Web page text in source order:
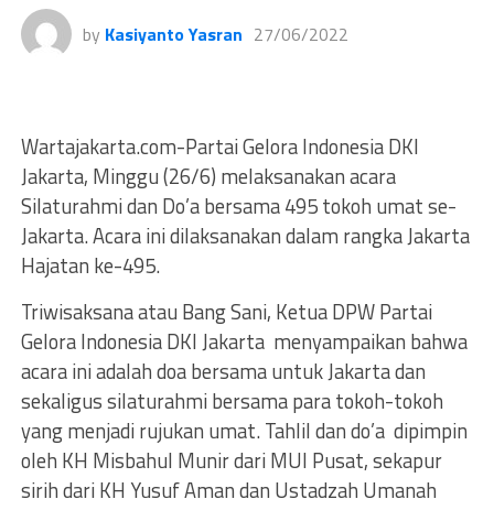
by Kasiyanto Yasran 27/06/2022
Wartajakarta.com-Partai Gelora Indonesia DKI
Jakarta, Minggu (26/6) melaksanakan acara
Silaturahmi dan Do’a bersama 495 tokoh umat se-
Jakarta. Acara ini dilaksanakan dalam rangka Jakarta
Hajatan ke-495.
Triwisaksana atau Bang Sani, Ketua DPW Partai
Gelora Indonesia DKI Jakarta menyampaikan bahwa
acara ini adalah doa bersama untuk Jakarta dan
sekaligus silaturahmi bersama para tokoh-tokoh
yang menjadi rujukan umat. Tahlil dan do’a dipimpin
oleh KH Misbahul Munir dari MUI Pusat, sekapur
sirih dari KH Yusuf Aman dan Ustadzah Umanah